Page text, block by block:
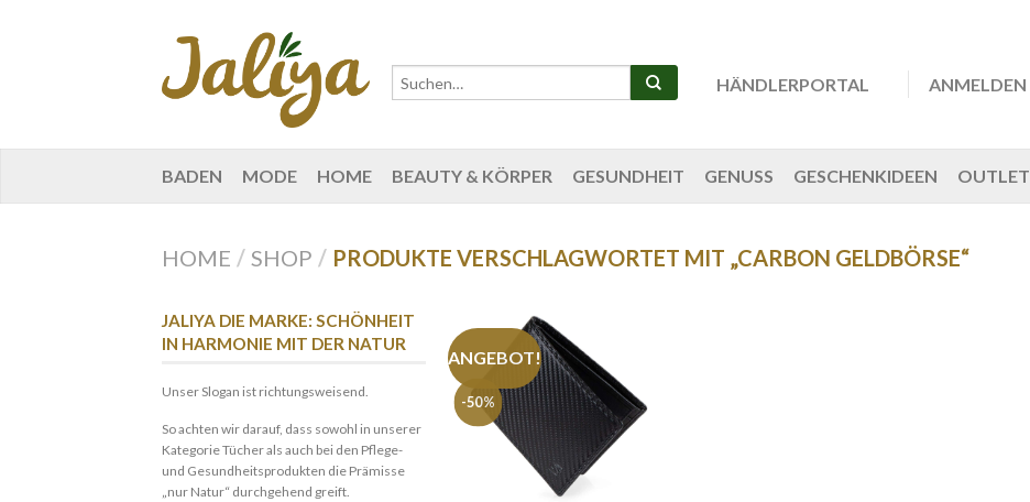
HÄNDLERPORTAL ANMELDEN
BADEN MODE HOME BEAUTY & KÖRPER GESUNDHEIT GENUSS GESCHENKIDEEN OUTLET
HOME / SHOP / PRODUKTE VERSCHLAGWORTET MIT „CARBON GELDBÖRSE“
-50%
ANGEBOT!
JALIYA DIE MARKE: SCHÖNHEIT
IN HARMONIE MIT DER NATUR
Unser Slogan ist richtungsweisend.
So achten wir darauf, dass sowohl in unserer
Kategorie Tücher als auch bei den Pflege-
und Gesundheitsprodukten die Prämisse
„nur Natur“ durchgehend greift.